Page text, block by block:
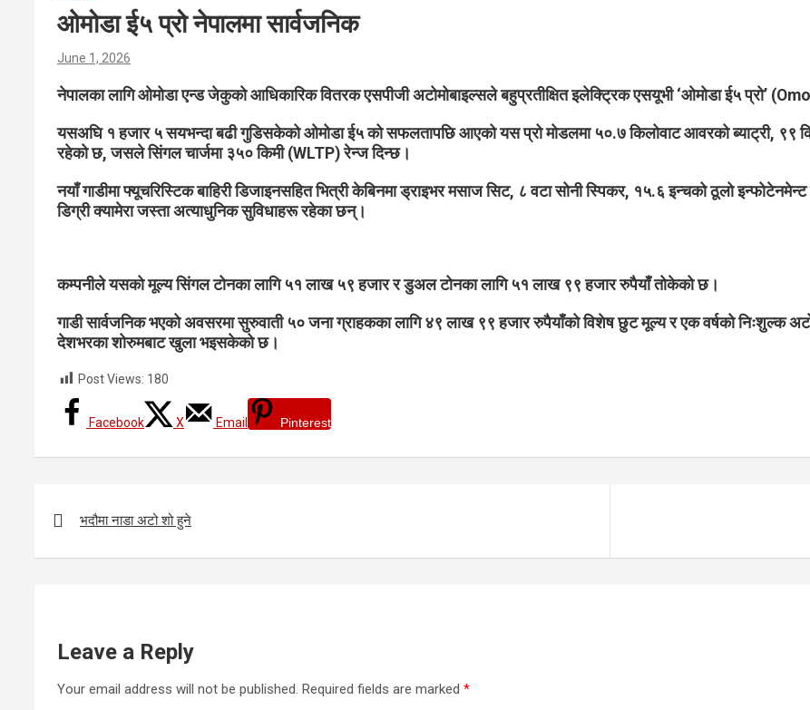
ओमोडा ई५ प्रो नेपालमा सार्वजनिक
June 1, 2026
नेपालका लागि ओमोडा एन्ड जेकुको आधिकारिक वितरक एसपीजी अटोमोबाइल्सले बहुप्रतीक्षित इलेक्ट्रिक एसयूभी ‘ओमोडा ई५ प्रो’
यसअघि १ हजार ५ सयभन्दा बढी गुडिसकेको ओमोडा ई५ को सफलतापछि आएको यस प्रो मोडलमा ५०.७ किलोवाट आवरको ब्याट्री, ९९
रहेको छ, जसले सिंगल चार्जमा ३५० किमी (WLTP) रेन्ज दिन्छ।
नयाँ गाडीमा फ्यूचरिस्टिक बाहिरी डिजाइनसहित भित्री केबिनमा ड्राइभर मसाज सिट, ८ वटा सोनी स्पिकर, १५.६ इन्चको ठूलो
डिग्री क्यामेरा जस्ता अत्याधुनिक सुविधाहरू रहेका छन्।
कम्पनीले यसको मूल्य सिंगल टोनका लागि ५१ लाख ५९ हजार र डुअल टोनका लागि ५१ लाख ९९ हजार रुपैयाँ तोकेको छ।
गाडी सार्वजनिक भएको अवसरमा सुरुवाती ५० जना ग्राहकका लागि ४९ लाख ९९ हजार रुपैयाँको विशेष छुट मूल्य र एक वर्षको निःशुल्क
देशभरका शोरुमबाट खुला भइसकेको छ।
Post Views: 180
Facebook X Email Pinterest
navigation
भदौमा नाडा अटो शो हुने
Leave a Reply
Your email address will not be published. Required fields are marked *